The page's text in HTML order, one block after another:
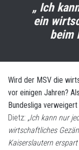
„ Ich
ein
beim
Wird der MSV die
vor einigen Jahren?
Bundesliga
Dietz: „Ich kann nur
wirtschaftliches
Kaiserslautern